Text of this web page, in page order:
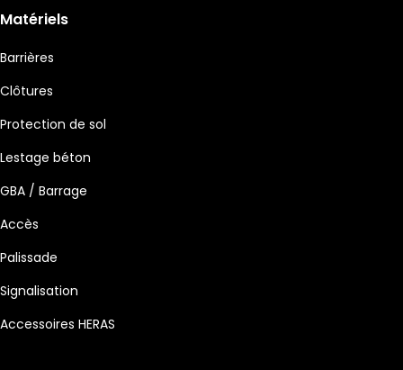
Matériels
Barrières
Clôtures
Protection de sol
Lestage béton
GBA / Barrage
Accès
Palissade
Signalisation
Accessoires HERAS